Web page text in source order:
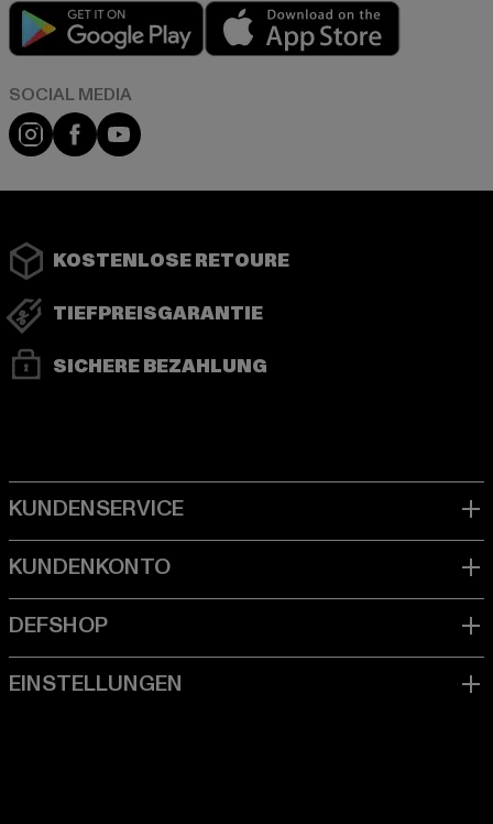
Play market
Instagram
FacebookYouTube
KOSTENLOSE RETOURE
TIEFPREISGARANTIE
SICHERE BEZAHLUNG